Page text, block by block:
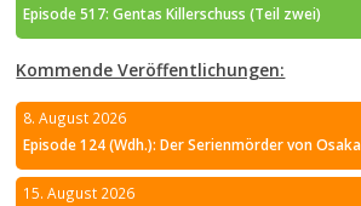
Episode 517: Gentas Killerschuss (Teil zwei)
Kommende Veröffentlichungen:
8. August 2026
Episode 124 (Wdh.): Der Serienmörder von
15. August 2026